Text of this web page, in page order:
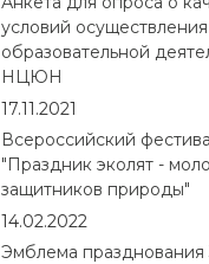
условий осуществления
образовательной
НЦЮН
17.11.2021
Всероссийский
"Праздник эколят -
защитников природы"
14.02.2022
Эмблема празднования